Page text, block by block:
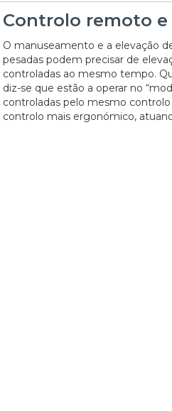
Controlo remoto
O manuseamento e a elevação
pesadas podem precisar de
controladas ao mesmo tempo.
diz-se que estão a operar no
controladas pelo mesmo
controlo mais ergonómico,